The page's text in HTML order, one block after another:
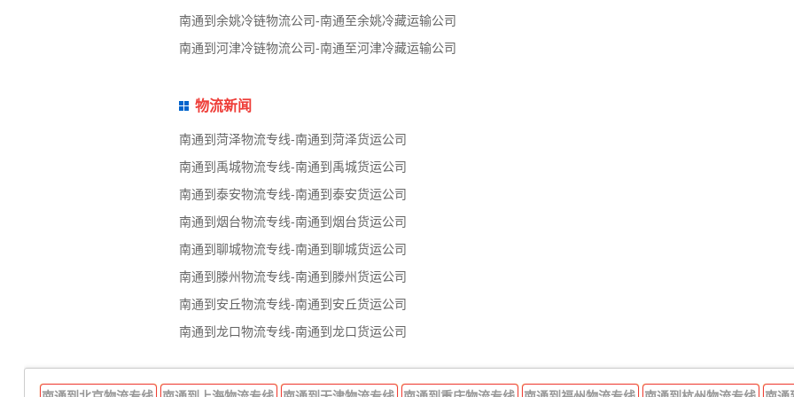
南通到余姚冷链物流公司-南通至余姚冷藏运输公司
南通到河津冷链物流公司-南通至河津冷藏运输公司
物流新闻
南通到菏泽物流专线-南通到菏泽货运公司
南通到禹城物流专线-南通到禹城货运公司
南通到泰安物流专线-南通到泰安货运公司
南通到烟台物流专线-南通到烟台货运公司
南通到聊城物流专线-南通到聊城货运公司
南通到滕州物流专线-南通到滕州货运公司
南通到安丘物流专线-南通到安丘货运公司
南通到龙口物流专线-南通到龙口货运公司